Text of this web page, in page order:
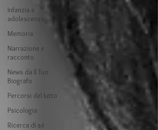
Infanzia e
adolescenza
Memoria
Narrazione e
racconto
News da Il Tuo
Biografo
Percorsi del lutto
Psicologia
Ricerca di sé